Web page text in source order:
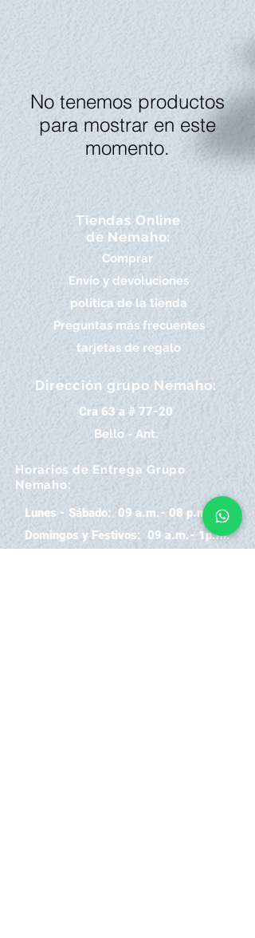
No tenemos productos
para mostrar en este
momento.
Tiendas Online
de Nemaho:
Comprar
Envío y devoluciones
política de la tienda
Preguntas más frecuentes
tarjetas de regalo
Dirección grupo Nemaho:
Cra 63 a # 77-20
Bello - Ant.
Horarios de Entrega Grupo
Nemaho:
Lunes - Sábado: 09 a.m.- 08 p.m.
Domingos y Festivos: 09 a.m.- 1p.m.